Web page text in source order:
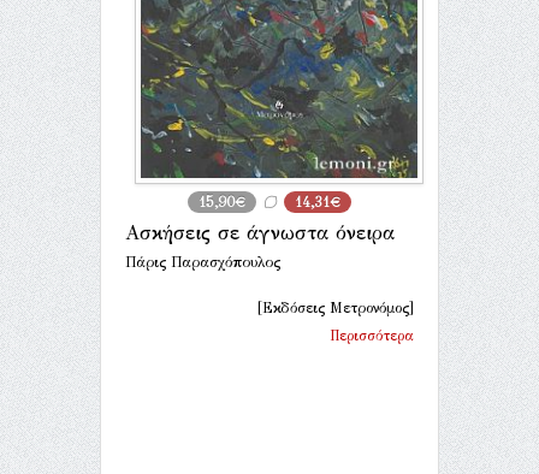
15,90€ 14,31€
Ασκήσεις σε άγνωστα όνειρα
Πάρις Παρασχόπουλος
[Εκδόσεις Μετρονόμος]
Περισσότερα